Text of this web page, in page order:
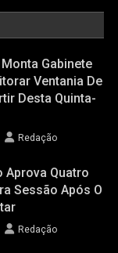
Gabinete
Ventania De
Desta Quinta-
Redação
Aprova Quatro
Sessão Após O
Redação